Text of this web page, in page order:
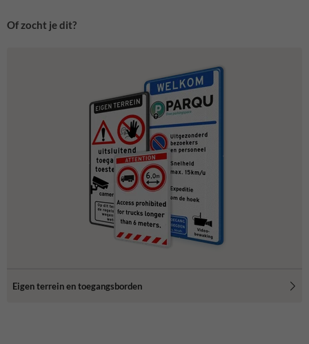
Of zocht je dit?
Eigen terrein en toegangsborden